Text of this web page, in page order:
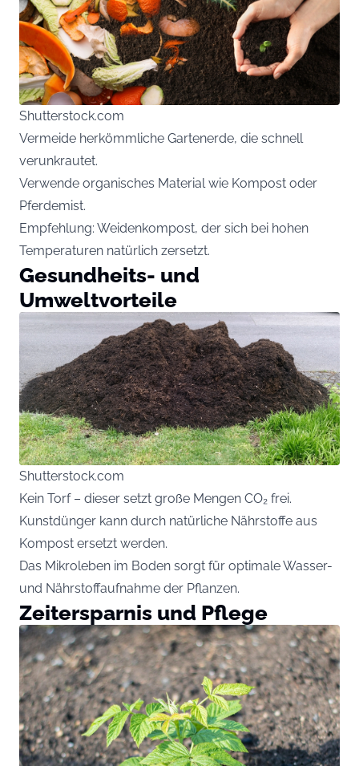
Shutterstock.com
Vermeide herkömmliche Gartenerde, die schnell
verunkrautet.
Verwende organisches Material wie Kompost oder
Pferdemist.
Empfehlung: Weidenkompost, der sich bei hohen
Temperaturen natürlich zersetzt.
Gesundheits- und
Umweltvorteile
Shutterstock.com
Kein Torf – dieser setzt große Mengen CO₂ frei.
Kunstdünger kann durch natürliche Nährstoffe aus
Kompost ersetzt werden.
Das Mikroleben im Boden sorgt für optimale Wasser-
und Nährstoffaufnahme der Pflanzen.
Zeitersparnis und Pflege